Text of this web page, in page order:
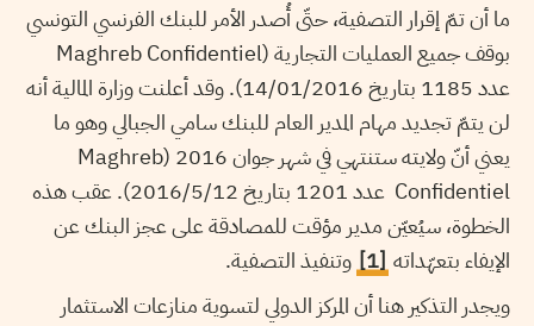
ما أن تمّ إقرار التصفية، حتّى أُصدر الأمر للبنك الفرنسي التونسي
بوقف جميع العمليات التجارية (Maghreb Confidentiel
عدد 1185 بتاريخ 14/01/2016). وقد أعلنت وزارة المالية أنه
لن يتمّ تجديد مهام المدير العام للبنك سامي الجبالي وهو ما
يعني أنّ ولايته ستنتهي في شهر جوان 2016 (Maghreb
Confidentiel عدد 1201 بتاريخ 2016/5/12). عقب هذه
الخطوة، سيُعيّن مدير مؤقت للمصادقة على عجز البنك عن
الإيفاء بتعهّداته [1]
وتنفيذ التصفية.
ويجدر التذكير هنا أن المركز الدولي لتسوية منازعات الاستثمار